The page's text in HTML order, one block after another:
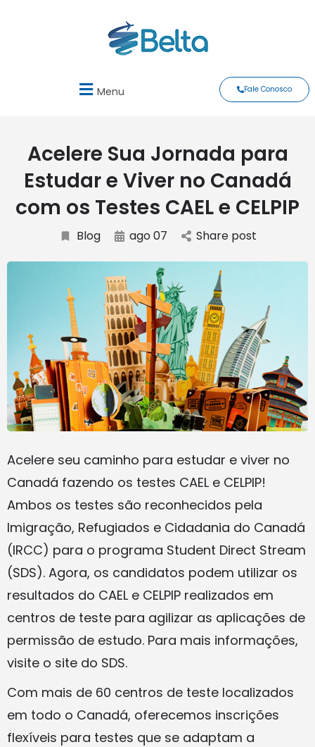
Menu Fale Conosco
Acelere Sua Jornada para
Estudar e Viver no Canadá
com os Testes CAEL e CELPIP
Blog ago 07 Share post
Acelere seu caminho para estudar e viver no
Canadá fazendo os testes CAEL e CELPIP!
Ambos os testes são reconhecidos pela
Imigração, Refugiados e Cidadania do Canadá
(IRCC) para o programa Student Direct Stream
(SDS). Agora, os candidatos podem utilizar os
resultados do CAEL e CELPIP realizados em
centros de teste para agilizar as aplicações de
permissão de estudo. Para mais informações,
visite o site do SDS.
Com mais de 60 centros de teste localizados
em todo o Canadá, oferecemos inscrições
flexíveis para testes que se adaptam a